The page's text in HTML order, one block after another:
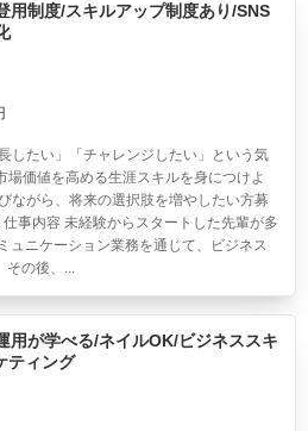
用制度/スキルアップ制度あり/SNS
したい」「チャレンジしたい」という気
場価値を高める生涯スキルを身につけよ
ながら、将来の選択肢を増やしたい方募
事内容 未経験からスタートした先輩が多
ュニケーション業務を通じて、ビジネス
その後、...
用が学べる/ネイルOK/ビジネススキ
ティング